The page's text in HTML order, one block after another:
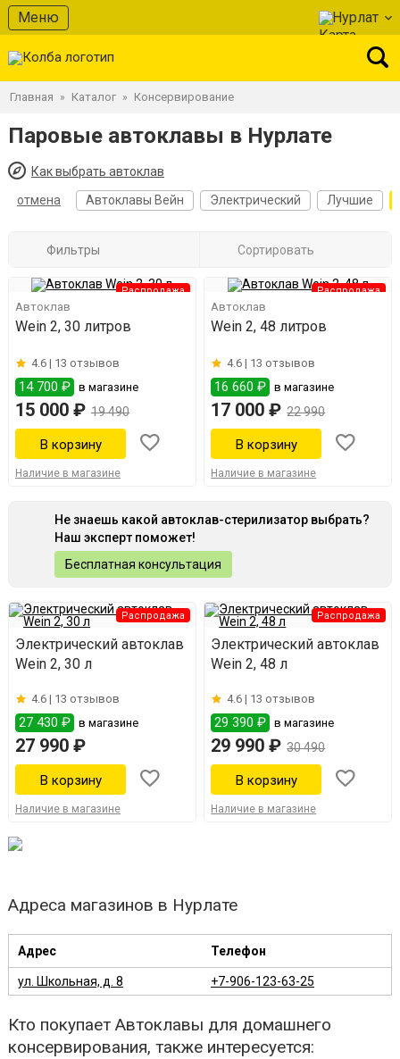
Меню Нурлат
Главная » Каталог » Консервирование
Паровые автоклавы в Нурлате
Как выбрать автоклав
отмена
Автоклавы Вейн Электрический Лучшие
Фильтры Сортировать
Распродажа
Автоклав
Wein 2, 30 литров
4.6 | 13 отзывов
14 700 ₽ в магазине
15 000 ₽ 19 490
Наличие в магазине
Распродажа
Автоклав
Wein 2, 48 литров
4.6 | 13 отзывов
16 660 ₽ в магазине
17 000 ₽ 22 990
Наличие в магазине
Не знаешь какой автоклав-стерилизатор выбрать?
Наш эксперт поможет!
Бесплатная консультация
Распродажа
Электрический автоклав
Wein 2, 30 л
4.6 | 13 отзывов
27 430 ₽ в магазине
27 990 ₽
Наличие в магазине
Распродажа
Электрический автоклав
Wein 2, 48 л
4.6 | 13 отзывов
29 390 ₽ в магазине
29 990 ₽ 30 490
Наличие в магазине
Адреса магазинов в Нурлате
Адрес Телефон
ул. Школьная, д. 8 +7-906-123-63-25
Кто покупает Автоклавы для домашнего
консервирования, также интересуется: